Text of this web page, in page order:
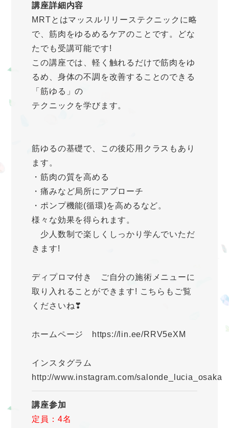
講座詳細内容
MRTとはマッスルリリーステクニックに略
で、筋肉をゆるめるケアのことです。どな
たでも受講可能です!
この講座では、軽く触れるだけで筋肉をゆ
るめ、身体の不調を改善することのできる
「筋ゆる」の
テクニックを学びます。
筋ゆるの基礎で、この後応用クラスもあり
ます。
・筋肉の質を高める
・痛みなど局所にアプローチ
・ポンプ機能(循環)を高めるなど。
様々な効果を得られます。
少人数制で楽しくしっかり学んでいただ
きます!
ディプロマ付き ご自分の施術メニューに
取り入れることができます! こちらもご覧
くださいね❣
ホームページ https://lin.ee/RRV5eXM
インスタグラム
http://www.instagram.com/salonde_lucia_osaka
講座参加
定員：4名